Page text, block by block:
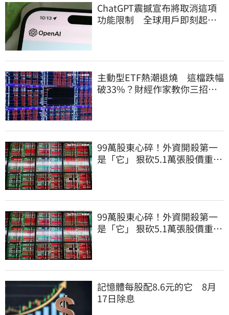
ChatGPT震撼宣布將取消這項
功能限制 全球用戶即刻起
主動型ETF熱潮退燒 這檔跌幅
破33%？財經作家教你三招避
99萬股東心碎！外資開殺第一
是「它」 狠砍5.1萬張股價重挫
99萬股東心碎！外資開殺第一
是「它」 狠砍5.1萬張股價重挫
記憶體每股配8.6元的它 8月
17日除息